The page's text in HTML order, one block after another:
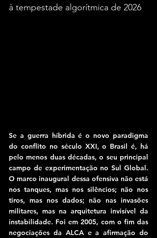
à tempestade algorítmica de 2026
Se a guerra híbrida é o novo paradigma
do conflito no século XXI, o Brasil é, há
pelo menos duas décadas, o seu principal
campo de experimentação no Sul Global.
O marco inaugural dessa ofensiva não está
nos tanques, mas nos silêncios; não nos
tiros, mas nos dados; não nas invasões
militares, mas na arquitetura invisível da
instabilidade. Foi em 2005, com o fim das
negociações da ALCA e a afirmação do